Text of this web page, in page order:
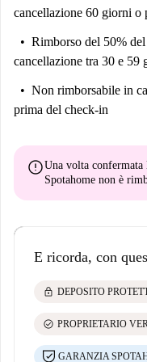
bucato.
La prima camera da letto
due letti singoli. Tutti i letti
Il bagno è dotato di tutti i
L'appartamento viene
comfort.
Buon soggiorno!
tardo pomeriggio. Ci
Altre informazioni Questa
check-in. Potete effettuare
giornata, purché rispettiate
cancellazione 60 giorni o
Rimborso del 50%
cancellazione tra 30 e 59
Non rimborsabile in
prima del check-in
errorUna volta confermata
Spotahome non è
E ricorda, con
lock DEPOSITO
check_circle PROPRIETARIO
GARANZIA